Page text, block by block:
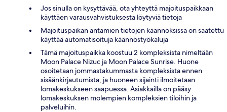
Jos sinulla on kysyttävää, ota yhteyttä majoituspaikkaan
käyttäen varausvahvistuksesta löytyviä tietoja
Majoituspaikan antamien tietojen käännöksissä on saatettu
käyttää automatisoituja käännöstyökaluja
Tämä majoituspaikka koostuu 2 kompleksista nimeltään
Moon Palace Nizuc ja Moon Palace Sunrise. Huone
osoitetaan jommastakummasta kompleksista ennen
sisäänkirjautumista, ja huoneen sijainti ilmoitetaan
lomakeskukseen saapuessa. Asiakkailla on pääsy
lomakeskuksen molempien kompleksien tiloihin ja
palveluihin.